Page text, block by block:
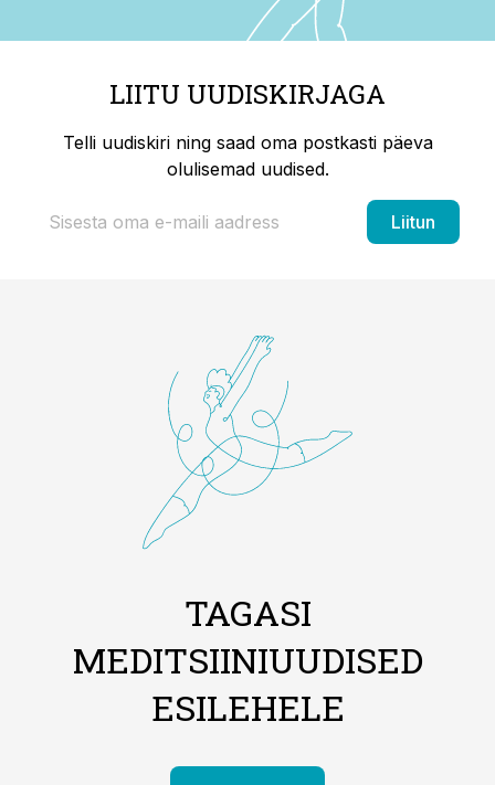
LIITU UUDISKIRJAGA
Telli uudiskiri ning saad oma postkasti päeva
olulisemad uudised.
Liitun
TAGASI
MEDITSIINIUUDISED
ESILEHELE